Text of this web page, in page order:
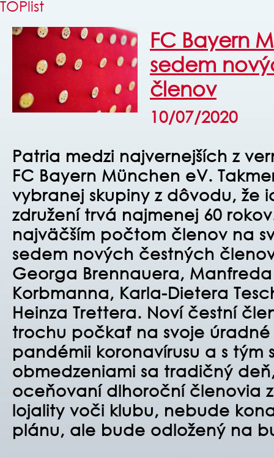
FC Bayern
sedem
členov
10/07/2020
Patria medzi najvernejších z
FC Bayern München eV.
vybranej skupiny z dôvodu, že
združení trvá najmenej 60
najväčším počtom členov na
sedem nových čestných
Georga Brennauera,
Korbmanna, Karla-Dietera
Heinza Trettera. Noví čestní
trochu počkať na svoje úradné
pandémii koronavírusu a s tým
obmedzeniami sa tradičný
oceňovaní dlhoroční členovia
lojality voči klubu, nebude
plánu, ale bude odložený na